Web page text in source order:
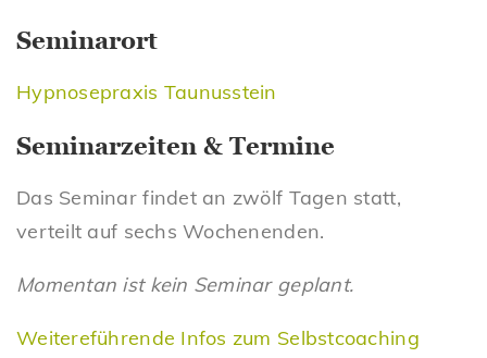
Seminarort
Hypnosepraxis Taunusstein
Seminarzeiten & Termine
Das Seminar findet an zwölf Tagen statt,
verteilt auf sechs Wochenenden.
Momentan ist kein Seminar geplant.
Weitereführende Infos zum Selbstcoaching